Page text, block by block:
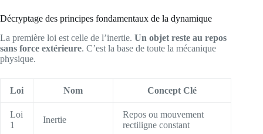
Décryptage des principes fondamentaux de la dynamique
La première loi est celle de l’inertie. Un objet reste au repos
sans force extérieure. C’est la base de toute la mécanique
physique.
Loi Nom Concept Clé
Loi
1
Inertie
Repos ou mouvement
rectiligne constant